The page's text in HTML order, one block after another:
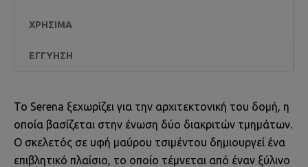
ΧΡΉΣΙΜΑ
ΕΓΓΎΗΣΗ
Το Serena ξεχωρίζει για την αρχιτεκτονική του δομή, η
οποία βασίζεται στην ένωση δύο διακριτών τμημάτων.
Ο σκελετός σε υφή μαύρου τσιμέντου δημιουργεί ένα
επιβλητικό πλαίσιο, το οποίο τέμνεται από έναν ξύλινο